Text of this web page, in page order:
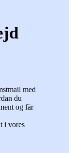
med
du
og får
i vores